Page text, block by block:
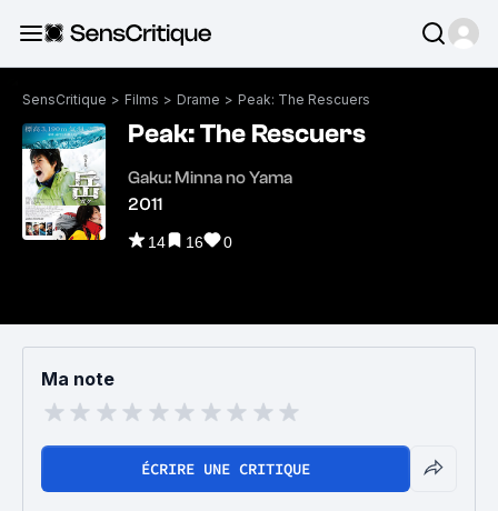
SensCritique > Films > Drame > Peak: The Rescuers
Peak: The Rescuers
Gaku: Minna no Yama
2011
14 16 0
Ma note
ÉCRIRE UNE CRITIQUE